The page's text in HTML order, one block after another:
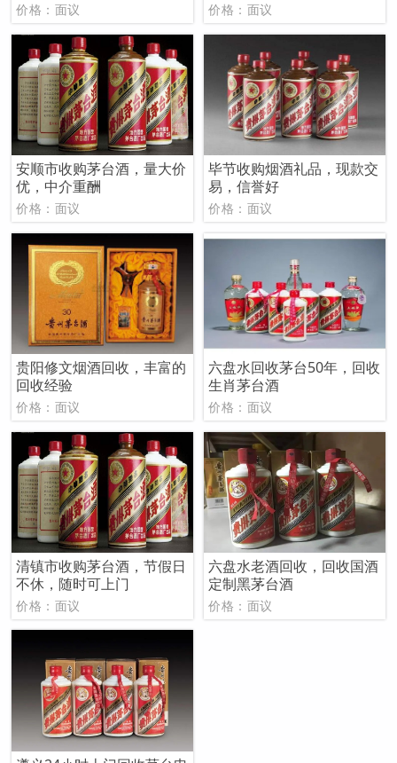
价格：面议 价格：面议
安顺市收购茅台酒，量大价
优，中介重酬
价格：面议
毕节收购烟酒礼品，现款交
易，信誉好
价格：面议
贵阳修文烟酒回收，丰富的
回收经验
价格：面议
六盘水回收茅台50年，回收
生肖茅台酒
价格：面议
清镇市收购茅台酒，节假日
不休，随时可上门
价格：面议
六盘水老酒回收，回收国酒
定制黑茅台酒
价格：面议